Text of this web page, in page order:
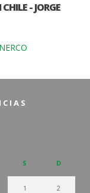
- JORGE
S D
1 2